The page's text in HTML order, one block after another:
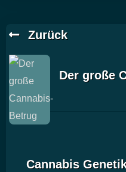
Zurück
Der große
Cannabis